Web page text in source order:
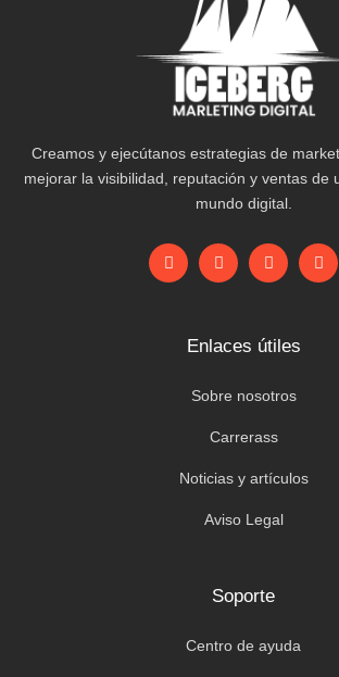
Creamos y ejecútanos estrategias de
mejorar la visibilidad, reputación y ventas de
mundo digital.
Enlaces útiles
Sobre nosotros
Carrerass
Noticias y artículos
Aviso Legal
Soporte
Centro de ayuda